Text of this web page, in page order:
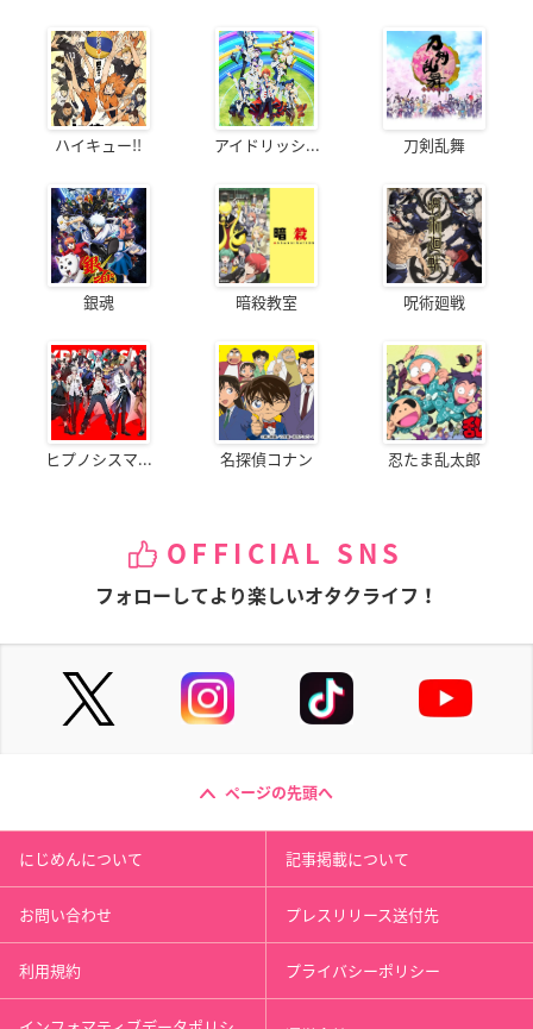
ハイキュー!! アイドリッシ... 刀剣乱舞
銀魂 暗殺教室 呪術廻戦
ヒプノシスマ... 名探偵コナン 忍たま乱太郎
OFFICIAL SNS
フォローしてより楽しいオタクライフ！
ページの先頭へ
にじめんについて 記事掲載について
お問い合わせ プレスリリース送付先
利用規約 プライバシーポリシー